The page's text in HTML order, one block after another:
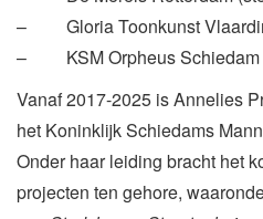
– Gloria Toonkunst
– KSM Orpheus Schiedam
Vanaf 2017-2025 is Annelies
het Koninklijk Schiedams
Onder haar leiding bracht het
projecten ten gehore,